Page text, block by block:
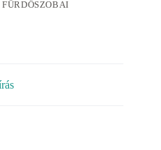
FÜRDŐSZOBAI